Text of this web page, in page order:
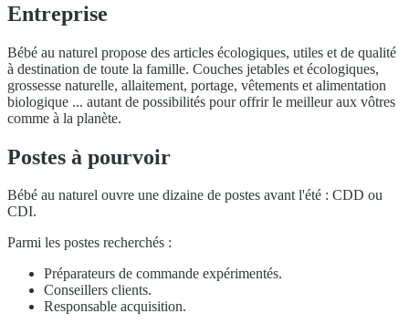
Entreprise
Bébé au naturel propose des articles écologiques, utiles et de qualité
à destination de toute la famille. Couches jetables et écologiques,
grossesse naturelle, allaitement, portage, vêtements et alimentation
biologique ... autant de possibilités pour offrir le meilleur aux vôtres
comme à la planète.
Postes à pourvoir
Bébé au naturel ouvre une dizaine de postes avant l'été : CDD ou
CDI.
Parmi les postes recherchés :
Préparateurs de commande expérimentés.
Conseillers clients.
Responsable acquisition.